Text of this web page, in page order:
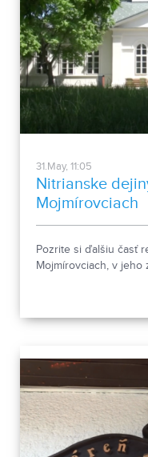
31.May, 11:05
Nitrianske
Mojmírovciach
Pozrite si ďalšiu časť
Mojmírovciach, v